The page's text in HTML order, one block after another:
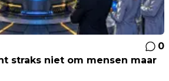
0
straks niet om mensen maar